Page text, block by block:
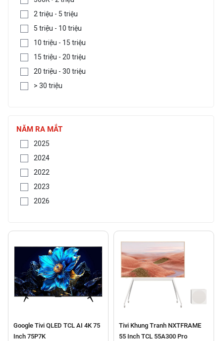
2 triệu - 5 triệu
5 triệu - 10 triệu
10 triệu - 15 triệu
15 triệu - 20 triệu
20 triệu - 30 triệu
> 30 triệu
NĂM RA MẮT
2025
2024
2022
2023
2026
Google Tivi QLED TCL AI 4K 75
Inch 75P7K
Tivi Khung Tranh NXTFRAME
55 Inch TCL 55A300 Pro